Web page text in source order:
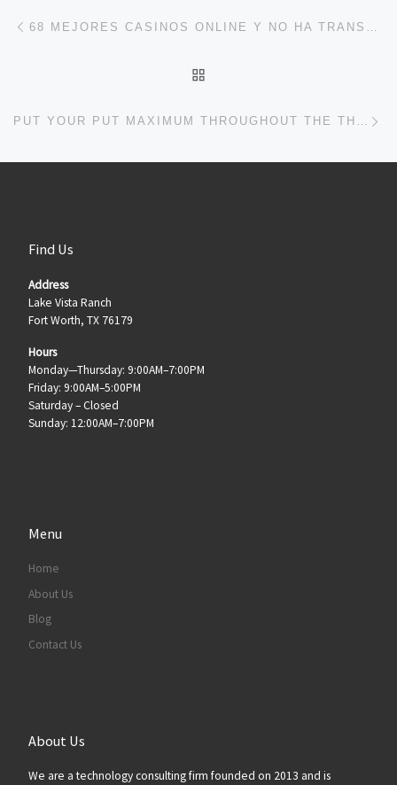
Post navigation
PUT YOUR PUT MAXIMUM THROUGHOUT THE THE BRAND NEW DELIVERY
Find Us
Address
Lake Vista Ranch
Fort Worth, TX 76179
Hours
Monday—Thursday: 9:00AM–7:00PM
Friday: 9:00AM–5:00PM
Saturday – Closed
Sunday: 12:00AM–7:00PM
Menu
Home
About Us
Blog
Contact Us
About Us
We are a technology consulting firm founded on 2013 and is